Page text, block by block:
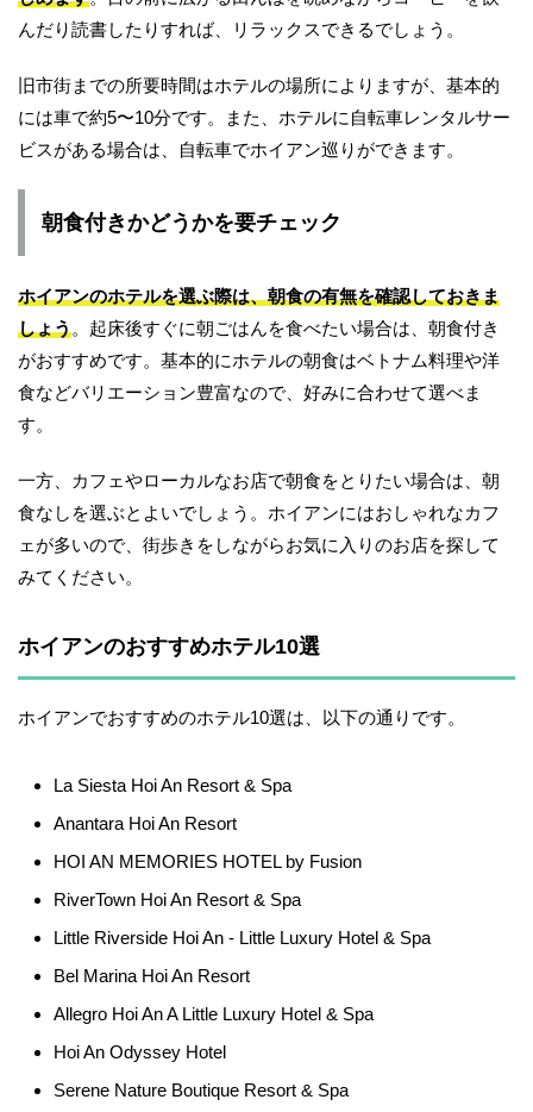
んだり読書したりすれば、リラックスできるでしょう。
旧市街までの所要時間はホテルの場所によりますが、基本的
には車で約5〜10分です。また、ホテルに自転車レンタルサー
ビスがある場合は、自転車でホイアン巡りができます。
朝食付きかどうかを要チェック
ホイアンのホテルを選ぶ際は、朝食の有無を確認しておきま
しょう。起床後すぐに朝ごはんを食べたい場合は、朝食付き
がおすすめです。基本的にホテルの朝食はベトナム料理や洋
食などバリエーション豊富なので、好みに合わせて選べま
す。
一方、カフェやローカルなお店で朝食をとりたい場合は、朝
食なしを選ぶとよいでしょう。ホイアンにはおしゃれなカフ
ェが多いので、街歩きをしながらお気に入りのお店を探して
みてください。
ホイアンのおすすめホテル10選
ホイアンでおすすめのホテル10選は、以下の通りです。
La Siesta Hoi An Resort & Spa
Anantara Hoi An Resort
HOI AN MEMORIES HOTEL by Fusion
RiverTown Hoi An Resort & Spa
Little Riverside Hoi An - Little Luxury Hotel & Spa
Bel Marina Hoi An Resort
Allegro Hoi An A Little Luxury Hotel & Spa
Hoi An Odyssey Hotel
Serene Nature Boutique Resort & Spa